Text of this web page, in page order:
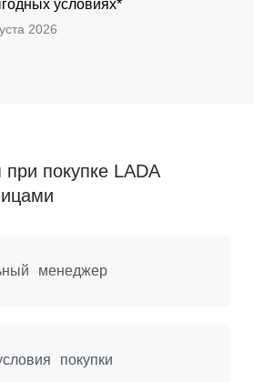
условиях*
2026
покупке LADA
менеджер
покупки